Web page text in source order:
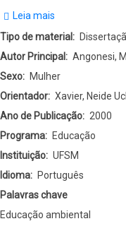
Leia mais
Educação
ambiental
e
representações
sociais
dialogos,
ações
educativas
e
desafios
Tipo de material
Autor Principal
Angonesi,
Sexo
Mulher
Orientador
Xavier, Neide
Ano de Publicação
2000
Programa
Educação
Instituição
UFSM
Idioma
Português
Palavras chave
Educação ambiental